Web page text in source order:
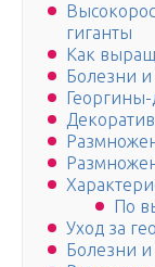
гиганты
Как
Болезни и
По
Уход за
Болезни